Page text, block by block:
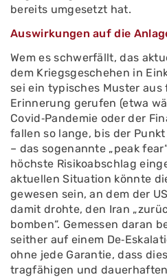
bereits umgesetzt hat.
Auswirkungen auf die
Wem es schwerfällt, das
dem Kriegsgeschehen in
sei ein typisches Muster aus
Erinnerung gerufen (etwa
Covid‑Pandemie oder der
fallen so lange, bis der
– das sogenannte „peak
höchste Risikoabschlag
aktuellen Situation könnte
gewesen sein, an dem der
damit drohte, den Iran
bomben“. Gemessen daran
seither auf einem
ohne jede Garantie, dass
tragfähigen und